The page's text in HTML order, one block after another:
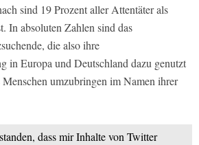
sind 19 Prozent aller Attentäter als
In absoluten Zahlen sind das
die also ihre
in Europa und Deutschland dazu genutzt
umzubringen im Namen ihrer
dass mir Inhalte von Twitter